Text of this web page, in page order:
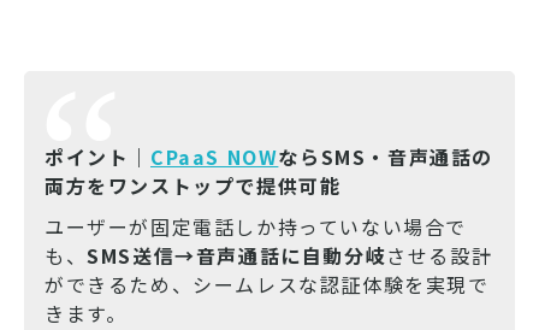
ポイント｜ CPaaS NOWならSMS・音声通話の
両方をワンストップで提供可能
ユーザーが固定電話しか持っていない場合で
も、SMS送信→音声通話に自動分岐させる設計
ができるため、シームレスな認証体験を実現で
きます。